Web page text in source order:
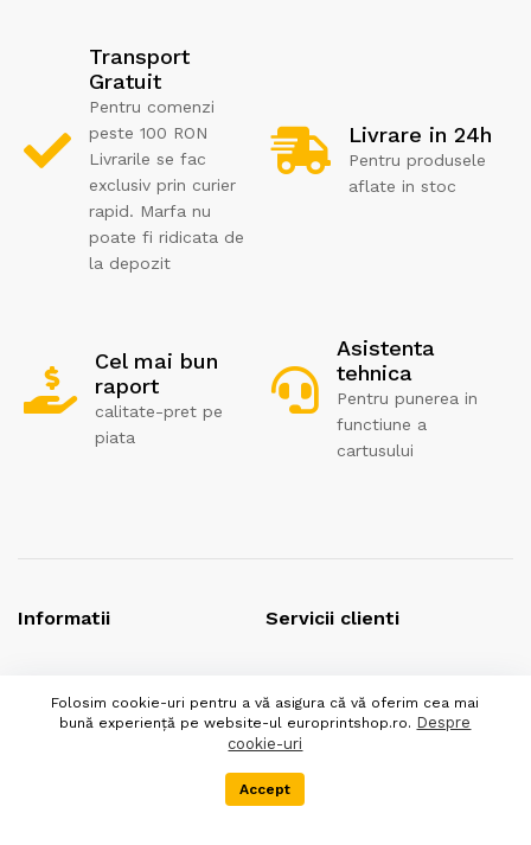
Categorii
Transport
Gratuit
Pentru comenzi
peste 100 RON
Livrarile se fac
exclusiv prin curier
rapid. Marfa nu
poate fi ridicata de
la depozit
Livrare in 24h
Pentru produsele
aflate in stoc
Cel mai bun
raport
calitate-pret pe
piata
Asistenta
tehnica
Pentru punerea in
functiune a
cartusului
Informatii
Politica de confidentialitate
Servicii clienti
Despre noi
Folosim cookie-uri pentru a vă asigura că vă oferim cea mai
bună experiență pe website-ul europrintshop.ro. Despre
cookie-uri
Accept